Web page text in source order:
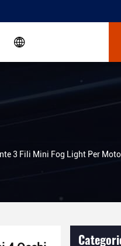
3 Fili Mini Fog Light Per